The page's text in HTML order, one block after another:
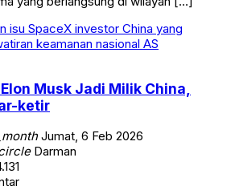
Musk Jadi Milik China,
ketir
Jumat, 6 Feb 2026
Darman